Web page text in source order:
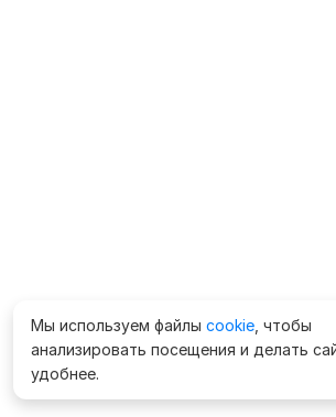
Мы используем файлы cookie , чтобы
анализировать посещения и делать
удобнее.